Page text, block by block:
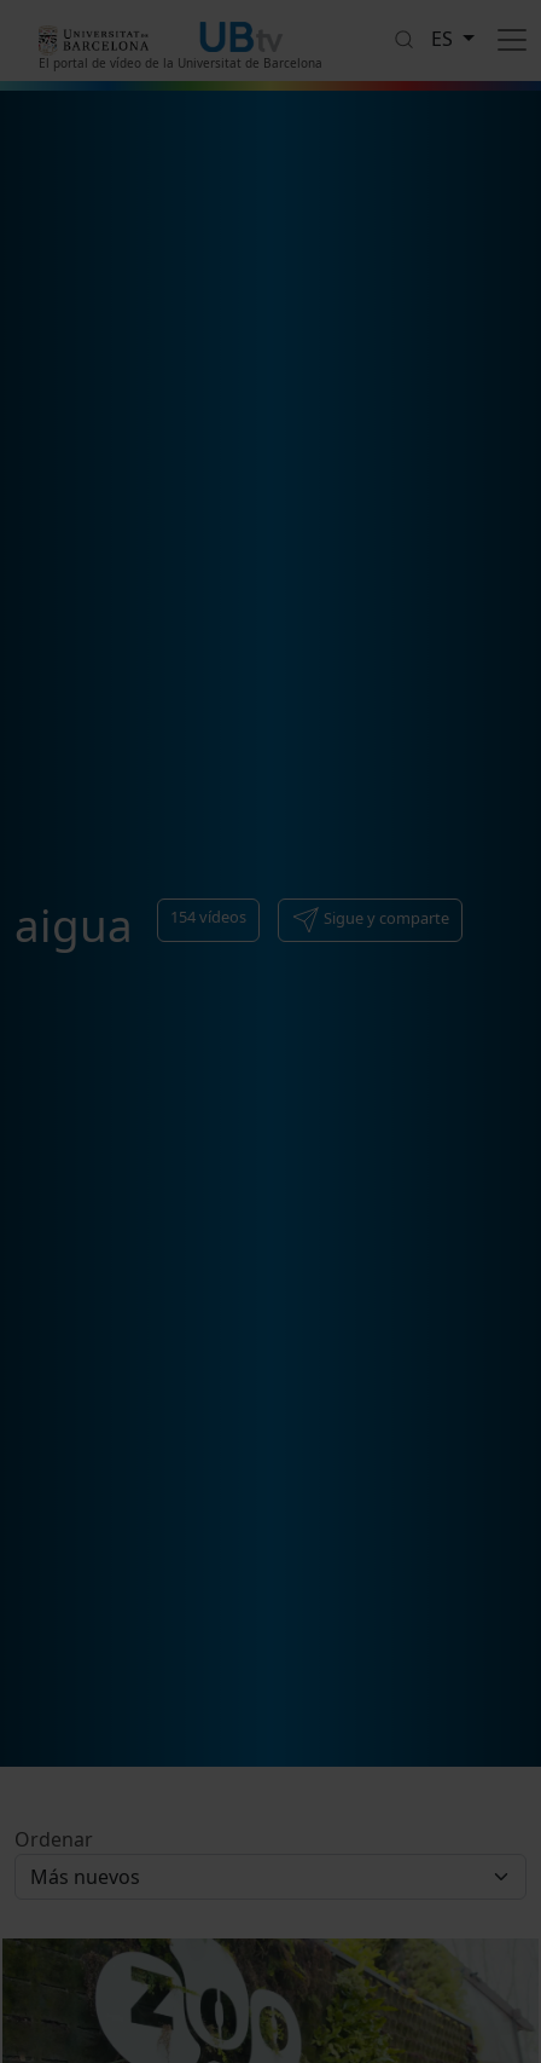
El portal de vídeo de la Universitat de Barcelona
ES
aigua 154vídeos Sigue y comparte
Ordenar